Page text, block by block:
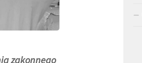
zakonnego